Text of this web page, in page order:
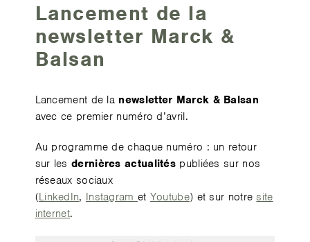
Lancement de la
newsletter Marck &
Balsan
Lancement de la newsletter Marck & Balsan
avec ce premier numéro d’avril.
Au programme de chaque numéro : un retour
sur les dernières actualités publiées sur nos
réseaux sociaux
(LinkedIn, Instagram et Youtube) et sur notresite
internet.